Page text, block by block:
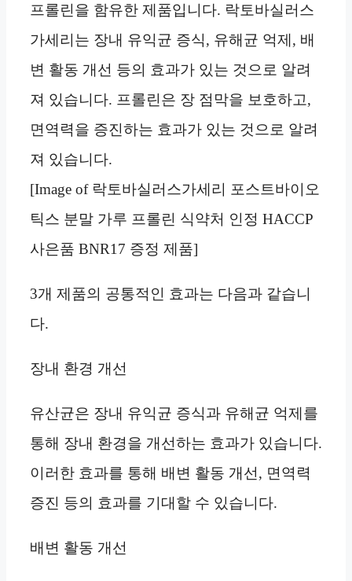
프롤린을 함유한 제품입니다. 락토바실러스
가세리는 장내 유익균 증식, 유해균 억제, 배
변 활동 개선 등의 효과가 있는 것으로 알려
져 있습니다. 프롤린은 장 점막을 보호하고,
면역력을 증진하는 효과가 있는 것으로 알려
져 있습니다.
[Image of 락토바실러스가세리 포스트바이오
틱스 분말 가루 프롤린 식약처 인정 HACCP
사은품 BNR17 증정 제품]
3개 제품의 공통적인 효과는 다음과 같습니
다.
장내 환경 개선
유산균은 장내 유익균 증식과 유해균 억제를
통해 장내 환경을 개선하는 효과가 있습니다.
이러한 효과를 통해 배변 활동 개선, 면역력
증진 등의 효과를 기대할 수 있습니다.
배변 활동 개선